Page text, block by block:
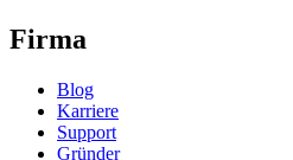
Firma
Blog
Karriere
Support
Gründer